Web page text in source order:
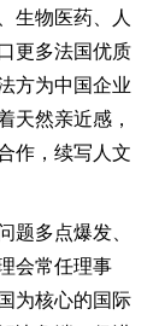
生物医药、人
更多法国优质
方为中国企业
天然亲近感，
作，续写人文
多点爆发、
会常任理事
为核心的国际